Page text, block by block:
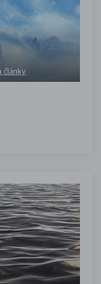
články